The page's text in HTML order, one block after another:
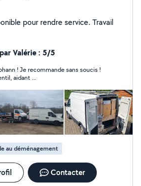
pour rendre service. Travail
Valérie : 5/5
! Je recommande sans soucis !
aidant ...
au déménagement
Contacter